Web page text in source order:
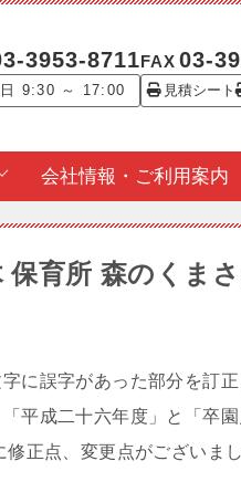
3953-8711
9:30 ～ 17:00
FAX 03-
見積シート
会社情報・ご利用案内
育所 森のくま
に誤字があった部分を訂
平成二十六年度」と「卒
正点、変更点がございま